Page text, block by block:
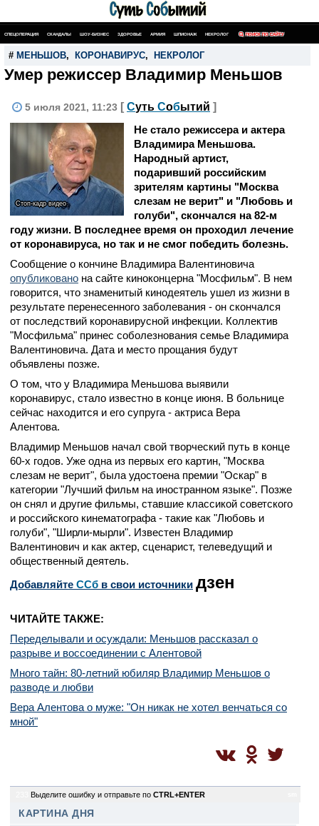
СПЕЦОПЕРАЦИЯ СКАНДАЛЫ ШОУ-БИЗНЕС ЗДОРОВЬЕ АРМИЯ ШПИОНАЖ НЕКРОЛОГ ПОИСК ПО САЙТУ
# МЕНЬШОВ, КОРОНАВИРУС, НЕКРОЛОГ
Умер режиссер Владимир Меньшов
5 июля 2021, 11:23 [ Суть Событий ]
Стоп-кадр видео
Не стало режиссера и актера
Владимира Меньшова.
Народный артист,
подаривший российским
зрителям картины "Москва
слезам не верит" и "Любовь и
голуби", скончался на 82-м
году жизни. В последнее время он проходил лечение
от коронавируса, но так и не смог победить болезнь.
Сообщение о кончине Владимира Валентиновича
опубликовано на сайте киноконцерна "Мосфильм". В нем
говорится, что знаменитый кинодеятель ушел из жизни в
результате перенесенного заболевания - он скончался
от последствий коронавирусной инфекции. Коллектив
"Мосфильма" принес соболезнования семье Владимира
Валентиновича. Дата и место прощания будут
объявлены позже.
О том, что у Владимира Меньшова выявили
коронавирус, стало известно в конце июня. В больнице
сейчас находится и его супруга - актриса Вера
Алентова.
Владимир Меньшов начал свой творческий путь в конце
60-х годов. Уже одна из первых его картин, "Москва
слезам не верит", была удостоена премии "Оскар" в
категории "Лучший фильм на иностранном языке". Позже
он снял и другие фильмы, ставшие классикой советского
и российского кинематографа - такие как "Любовь и
голуби", "Ширли-мырли". Известен Владимир
Валентинович и как актер, сценарист, телеведущий и
общественный деятель.
Добавляйте CСб в свои источники дзен
ЧИТАЙТЕ ТАКЖЕ:
Переделывали и осуждали: Меньшов рассказал о
разрыве и воссоединении с Алентовой
Много тайн: 80-летний юбиляр Владимир Меньшов о
разводе и любви
Вера Алентова о муже: "Он никак не хотел венчаться со
мной"
Выделите ошибку и отправьте по CTRL+ENTER
КАРТИНА ДНЯ